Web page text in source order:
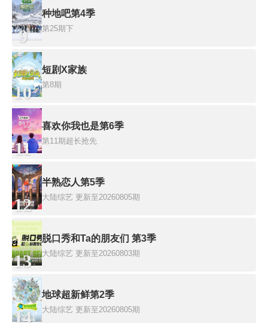
9
种地吧第4季
第25期下
10
短剧X家族
第8期
11
喜欢你我也是第6季
第11期超长抢先
12
半熟恋人第5季
大陆综艺 更新至20260805期
13
脱口秀和Ta的朋友们 第3季
大陆综艺 更新至20260803期
14
地球超新鲜第2季
大陆综艺 更新至20260805期